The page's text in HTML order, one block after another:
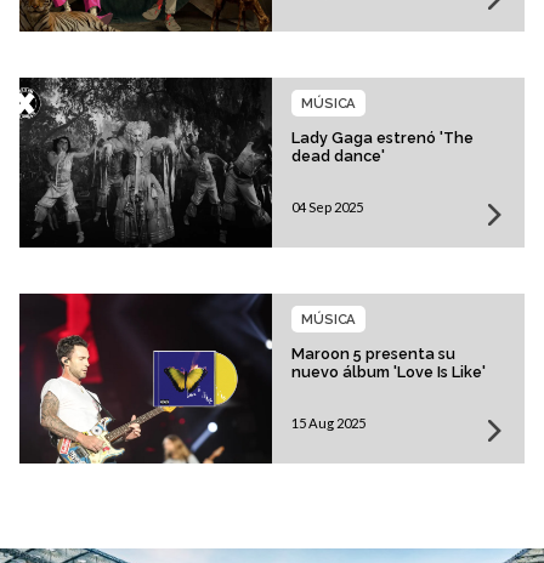
Lady Gaga estrenó 'The
dead dance'
MÚSICA
04 Sep 2025
Maroon 5 presenta su
nuevo álbum 'Love Is Like'
MÚSICA
15 Aug 2025